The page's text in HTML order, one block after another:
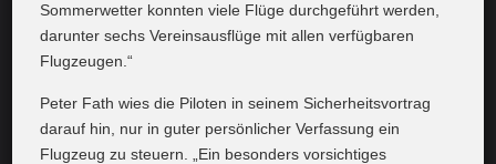
Sommerwetter konnten viele Flüge durchgeführt werden,
darunter sechs Vereinsausflüge mit allen verfügbaren
Flugzeugen.“
Peter Fath wies die Piloten in seinem Sicherheitsvortrag
darauf hin, nur in guter persönlicher Verfassung ein
Flugzeug zu steuern. „Ein besonders vorsichtiges